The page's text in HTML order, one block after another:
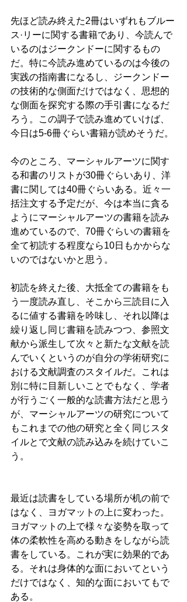
先ほど読み終えた2冊はいずれもブルー
ス·リーに関する書籍であり、今読んで
いるのはジークンドーに関するもの
だ。特に今読み進めているのは今後の
実践の指南書になるし、ジークンドー
の技術的な側面だけではなく、思想的
な側面を探究する際の手引書になるだ
ろう。この調子で読み進めていけば、
今日は5-6冊ぐらい書籍が読めそうだ。
今のところ、マーシャルアーツに関す
る和書のリストが30冊ぐらいあり、洋
書に関しては40冊ぐらいある。近々一
括注文する予定だが、今は本当に貪る
ようにマーシャルアーツの書籍を読み
進めているので、70冊ぐらいの書籍を
全て初読する程度なら10日もかからな
いのではないかと思う。
初読を終えた後、大抵全ての書籍をも
う一度読み直し、そこから三読目に入
るに値する書籍を吟味し、それ以降は
繰り返し同じ書籍を読みつつ、参照文
献から派生して次々と新たな文献を読
んでいくというのが自分の学術研究に
おける文献調査のスタイルだ。これは
別に特に目新しいことでもなく、学者
が行うごく一般的な読書方法だと思う
が、マーシャルアーツの研究について
もこれまでの他の研究と全く同じスタ
イルとで文献の読み込みを続けていこ
う。
最近は読書をしている場所が机の前で
はなく、ヨガマットの上に変わった。
ヨガマットの上で様々な姿勢を取って
体の柔軟性を高める動きをしながら読
書をしている。これが実に効果的であ
る。それは身体的な面においてという
だけではなく、知的な面においてもで
ある。